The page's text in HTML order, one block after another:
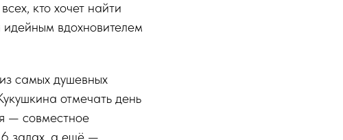
кто хочет найти
вдохновителем
самых душевных
отмечать день
— совместное